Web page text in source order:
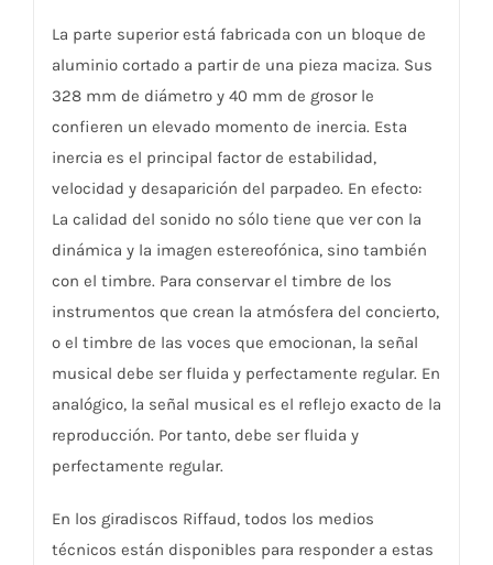
La parte superior está fabricada con un bloque de
aluminio cortado a partir de una pieza maciza. Sus
328 mm de diámetro y 40 mm de grosor le
confieren un elevado momento de inercia. Esta
inercia es el principal factor de estabilidad,
velocidad y desaparición del parpadeo. En efecto:
La calidad del sonido no sólo tiene que ver con la
dinámica y la imagen estereofónica, sino también
con el timbre. Para conservar el timbre de los
instrumentos que crean la atmósfera del concierto,
o el timbre de las voces que emocionan, la señal
musical debe ser fluida y perfectamente regular. En
analógico, la señal musical es el reflejo exacto de la
reproducción. Por tanto, debe ser fluida y
perfectamente regular.
En los giradiscos Riffaud, todos los medios
técnicos están disponibles para responder a estas